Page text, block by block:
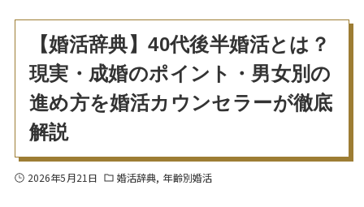
【婚活辞典】40代後半婚活とは？
現実・成婚のポイント・男女別の
進め方を婚活カウンセラーが徹底
解説
2026年5月21日 婚活辞典 年齢別婚活